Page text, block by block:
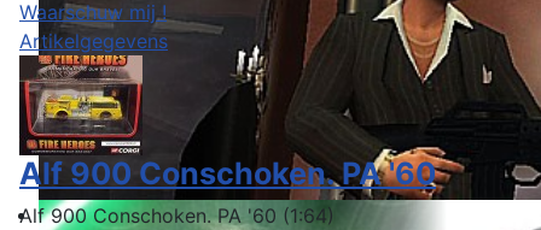
Waarschuw mij !
Artikelgegevens
Alf 900 Conschoken. PA '60
Alf 900 Conschoken. PA '60 (1:64)